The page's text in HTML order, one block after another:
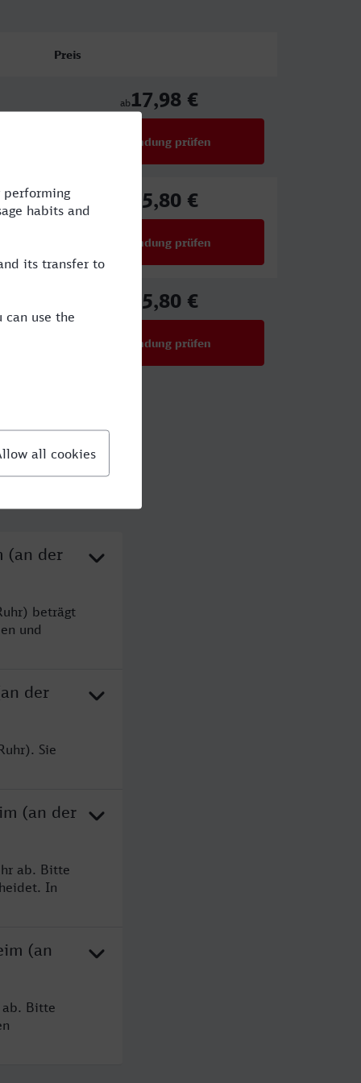
Preis
ab17,98 €
Verbindung prüfen
25,80 €
Verbindung prüfen
25,80 €
Verbindung prüfen
(an der
beträgt
und
der
Sie
(an der
ab. Bitte
In
(an
ab. Bitte